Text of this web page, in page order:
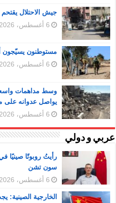
جيش الاحتلال
6 أغسطس، 2026
مستوطنون يسيّجون
6 أغسطس، 2026
وسط مداهمات واسعة
يواصل عدوانه على
6 أغسطس، 2026
عربي و دولي
رأيتُ روبوتًا صينيًا
سون تشن
6 أغسطس، 2026
الخارجية